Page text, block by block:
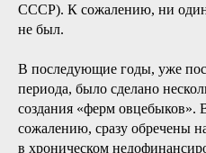
СССР). К сожалению, ни один
не был.
В последующие годы, уже
периода, было сделано
создания «ферм овцебыков».
сожалению, сразу обречены
в хроническом